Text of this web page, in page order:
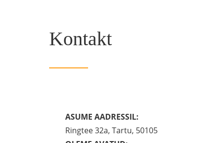
Kontakt
ASUME AADRESSIL:
Ringtee 32a, Tartu, 50105